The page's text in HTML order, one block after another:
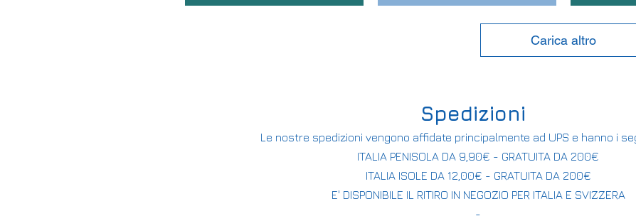
Carica altro
Spedizioni
Le nostre spedizioni vengono affidate principalmente ad UPS e hanno i
ITALIA PENISOLA DA 9,90€ - GRATUITA DA 200€
ITALIA ISOLE DA 12,00€ - GRATUITA DA 200€
E' DISPONIBILE IL RITIRO IN NEGOZIO PER ITALIA E SVIZZERA